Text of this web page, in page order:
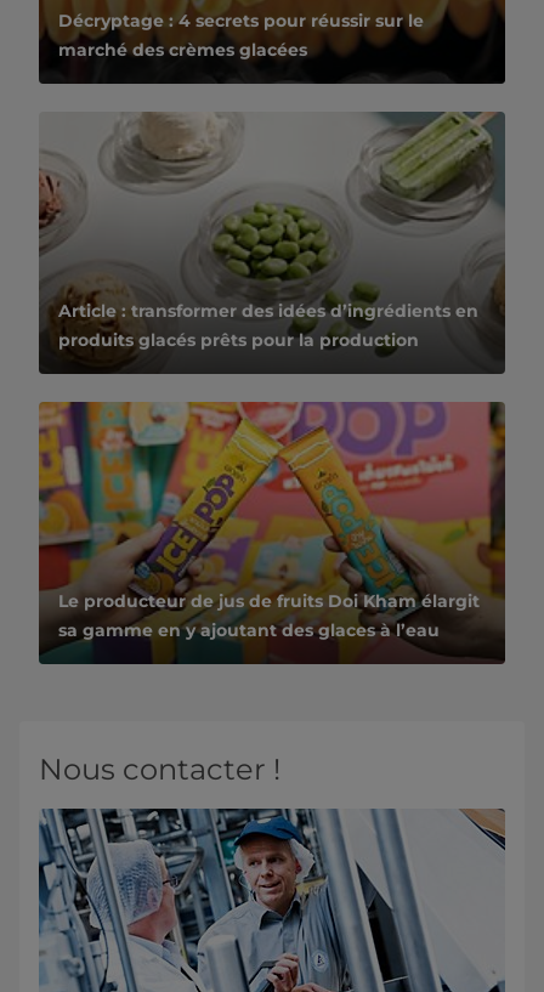
Décryptage : 4 secrets pour réussir sur le
marché des crèmes glacées
Article : transformer des idées d’ingrédients en
produits glacés prêts pour la production
Le producteur de jus de fruits Doi Kham élargit
sa gamme en y ajoutant des glaces à l’eau
Nous contacter !